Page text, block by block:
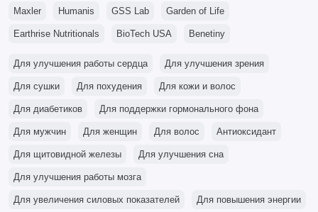
Maxler Humanis GSS Lab Garden of Life
Earthrise Nutritionals BioTech USA Benetiny
Для улучшения работы сердца Для улучшения зрения
Для сушки Для похудения Для кожи и волос
Для диабетиков Для поддержки гормонального фона
Для мужчин Для женщин Для волос Антиоксидант
Для щитовидной железы Для улучшения сна
Для улучшения работы мозга
Для увеличения силовых показателей Для повышения энергии